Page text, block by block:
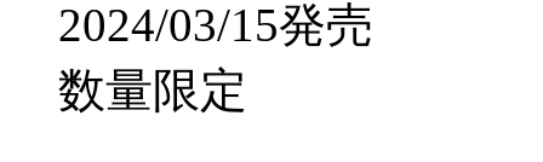
2024/03/15発売
数量限定